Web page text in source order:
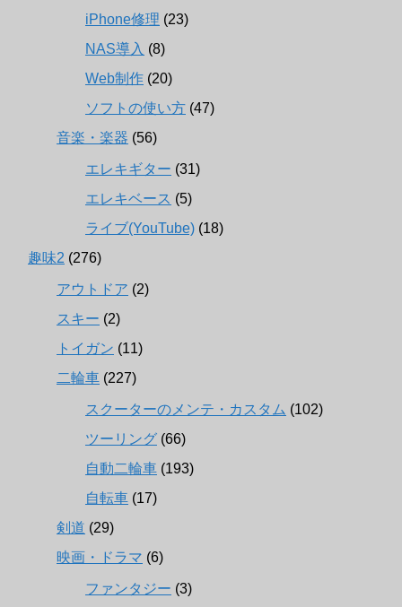
iPhone修理 (23)
NAS導入 (8)
Web制作 (20)
ソフトの使い方 (47)
音楽・楽器 (56)
エレキギター (31)
エレキベース (5)
ライブ(YouTube) (18)
趣味2 (276)
アウトドア (2)
スキー (2)
トイガン (11)
二輪車 (227)
スクーターのメンテ・カスタム (102)
ツーリング (66)
自動二輪車 (193)
自転車 (17)
剣道 (29)
映画・ドラマ (6)
ファンタジー (3)